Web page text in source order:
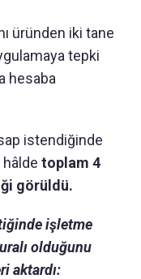
üründen iki tane
tepki
hesaba
istendiğinde
hâlde toplam 4
görüldü.
işletme
olduğunu
aktardı: